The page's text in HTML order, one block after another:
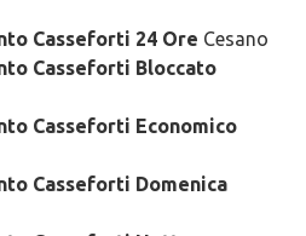
Casseforti 24 Ore Cesano
Casseforti Bloccato
Casseforti Economico
Casseforti Domenica